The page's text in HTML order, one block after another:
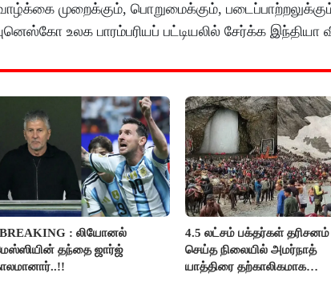
முறைக்கும், பொறுமைக்கும்,
உலக பாரம்பரியப் பட்டியலில் சேர்க்க
: லியோனல்
தந்தை ஜார்ஜ்
4.5 லட்சம் பக்தர்கள் தரிசனம்
செய்த நிலையில் அமர்நாத்
யாத்திரை தற்காலிகமாக